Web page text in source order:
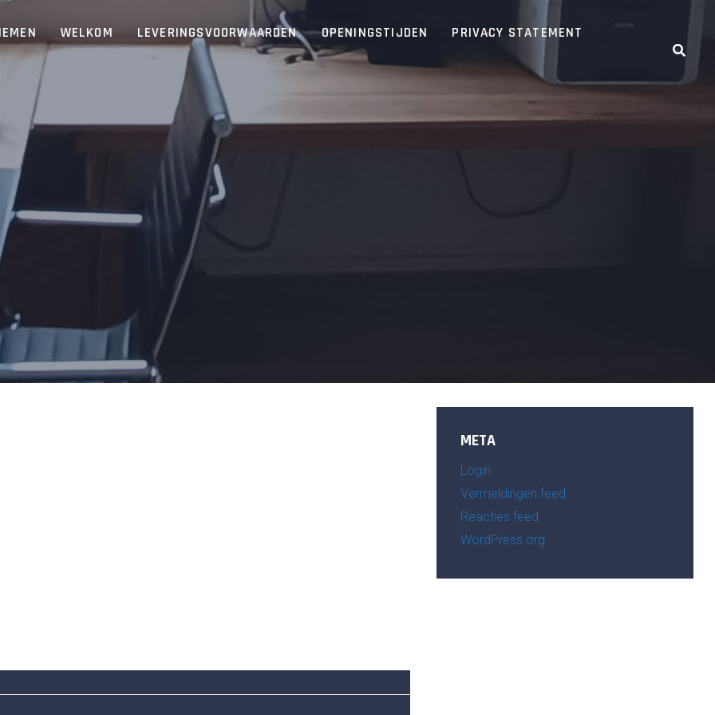
WELKOM LEVERINGSVOORWAARDEN OPENINGSTIJDEN
PRIVACY STATEMENT
META
Login
Vermeldingen feed
Reacties feed
WordPress.org